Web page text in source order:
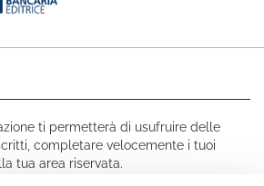
ti permetterà di usufruire delle
completare velocemente i tuoi
tua area riservata.